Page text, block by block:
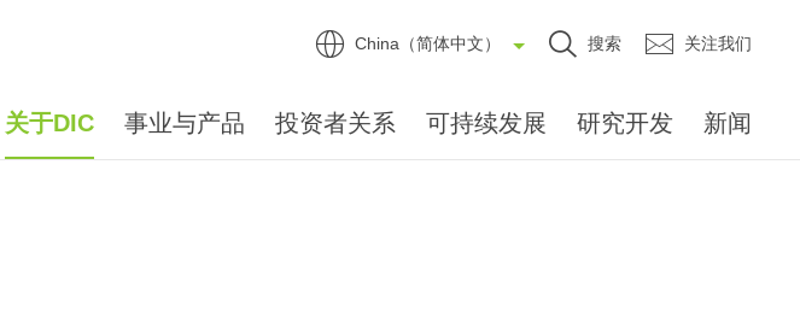
China（简体中文） 搜索 关注我们
关于DIC 事业与产品 投资者关系 可持续发展 研究开发 新闻